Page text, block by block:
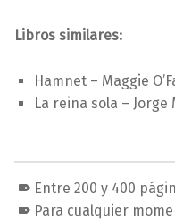
Libros similares:
Hamnet – Maggie
La reina sola – Jorge
Entre 200 y 400
Para cualquier